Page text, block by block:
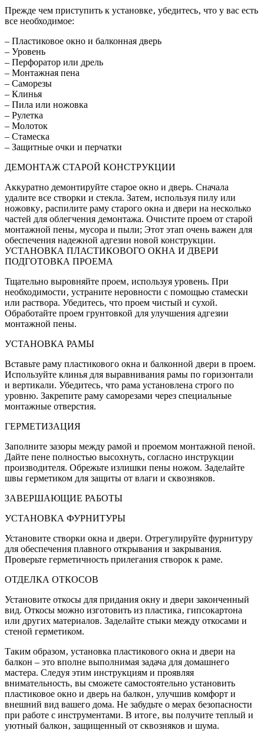
Прежде чем приступить к установке‚ убедитесь‚ что у вас есть
все необходимое:
– Пластиковое окно и балконная дверь
– Уровень
– Перфоратор или дрель
– Монтажная пена
– Саморезы
– Клинья
– Пила или ножовка
– Рулетка
– Молоток
– Стамеска
– Защитные очки и перчатки
ДЕМОНТАЖ СТАРОЙ КОНСТРУКЦИИ
Аккуратно демонтируйте старое окно и дверь. Сначала
удалите все створки и стекла. Затем‚ используя пилу или
ножовку‚ распилите раму старого окна и двери на несколько
частей для облегчения демонтажа. Очистите проем от старой
монтажной пены‚ мусора и пыли; Этот этап очень важен для
обеспечения надежной адгезии новой конструкции.
УСТАНОВКА ПЛАСТИКОВОГО ОКНА И ДВЕРИ
ПОДГОТОВКА ПРОЕМА
Тщательно выровняйте проем‚ используя уровень. При
необходимости‚ устраните неровности с помощью стамески
или раствора. Убедитесь‚ что проем чистый и сухой.
Обработайте проем грунтовкой для улучшения адгезии
монтажной пены.
УСТАНОВКА РАМЫ
Вставьте раму пластикового окна и балконной двери в проем.
Используйте клинья для выравнивания рамы по горизонтали
и вертикали. Убедитесь‚ что рама установлена строго по
уровню. Закрепите раму саморезами через специальные
монтажные отверстия.
ГЕРМЕТИЗАЦИЯ
Заполните зазоры между рамой и проемом монтажной пеной.
Дайте пене полностью высохнуть‚ согласно инструкции
производителя. Обрежьте излишки пены ножом. Заделайте
швы герметиком для защиты от влаги и сквозняков.
ЗАВЕРШАЮЩИЕ РАБОТЫ
УСТАНОВКА ФУРНИТУРЫ
Установите створки окна и двери. Отрегулируйте фурнитуру
для обеспечения плавного открывания и закрывания.
Проверьте герметичность прилегания створок к раме.
ОТДЕЛКА ОТКОСОВ
Установите откосы для придания окну и двери законченный
вид. Откосы можно изготовить из пластика‚ гипсокартона
или других материалов. Заделайте стыки между откосами и
стеной герметиком.
Таким образом‚ установка пластикового окна и двери на
балкон – это вполне выполнимая задача для домашнего
мастера. Следуя этим инструкциям и проявляя
внимательность‚ вы сможете самостоятельно установить
пластиковое окно и дверь на балкон‚ улучшив комфорт и
внешний вид вашего дома. Не забудьте о мерах безопасности
при работе с инструментами. В итоге‚ вы получите теплый и
уютный балкон‚ защищенный от сквозняков и шума.